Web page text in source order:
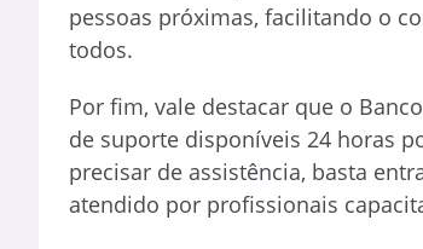
pessoas próximas, facilitando o
todos.
Por fim, vale destacar que o
de suporte disponíveis 24 horas
precisar de assistência, basta
atendido por profissionais